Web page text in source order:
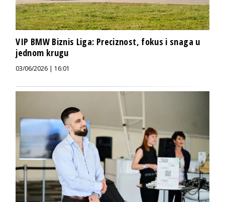
VIP BMW Biznis Liga: Preciznost, fokus i snaga u
jednom krugu
03/06/2026 | 16:01